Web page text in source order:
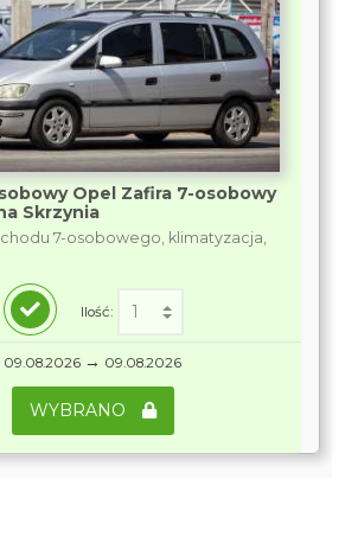
Opel Zafira 7-osobowy
Skrzynia
7-osobowego, klimatyzacja,
Ilość:
09.08.2026 → 09.08.2026
WYBRANO